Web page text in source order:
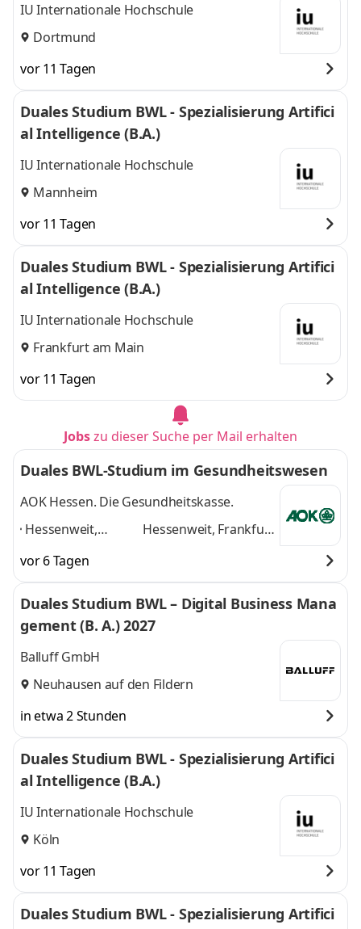
IU Internationale Hochschule
Dortmund
vor 11 Tagen
Duales Studium BWL - Spezialisierung Artifici
al Intelligence (B.A.)
IU Internationale Hochschule
Mannheim
vor 11 Tagen
Duales Studium BWL - Spezialisierung Artifici
al Intelligence (B.A.)
IU Internationale Hochschule
Frankfurt am Main
vor 11 Tagen
Jobszu dieser Suche per Mail erhalten
Duales BWL-Studium im Gesundheitswesen
AOK Hessen. Die Gesundheitskasse.
Hessenweit,
Darmstadt, Kassel,
Gießen, Dieburg,
Hanau, Wiesbaden,
Marburg,
Hessenweit, Frankfurt
Dieburg, Hanau,
Wiesbaden, Marburg
und 6 weitere
vor 6 Tagen
Duales Studium BWL – Digital Business Mana
gement (B. A.) 2027
Balluff GmbH
Neuhausen auf den Fildern
in etwa 2 Stunden
Duales Studium BWL - Spezialisierung Artifici
al Intelligence (B.A.)
IU Internationale Hochschule
Köln
vor 11 Tagen
Duales Studium BWL - Spezialisierung Artifici